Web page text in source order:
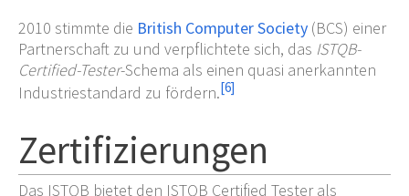
2010 stimmte die British Computer Society (BCS) einer
Partnerschaft zu und verpflichtete sich, das ISTQB-
Certified-Tester-Schema als einen quasi anerkannten
Industriestandard zu fördern.[6]
Zertifizierungen
Das ISTQB bietet den ISTQB Certified Tester als